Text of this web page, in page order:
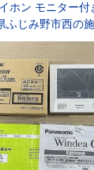
ホン モニター
ふじみ野市西の